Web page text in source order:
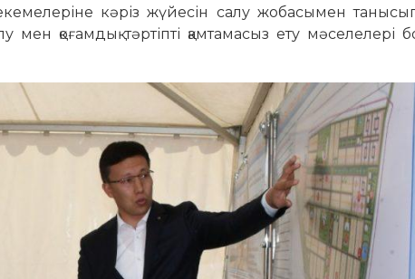
кәріз жүйесін салу жобасымен
мен қоғамдық тәртіпті қамтамасыз ету мәселелері